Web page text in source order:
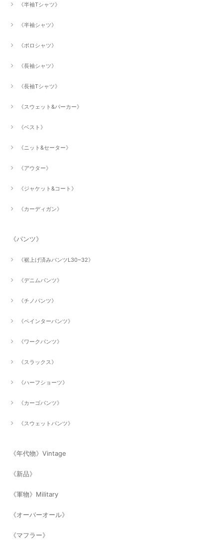
《半袖Tシャツ》
《半袖シャツ》
《ポロシャツ》
《長袖シャツ》
《長袖Tシャツ》
《スウェット&パーカー》
《ベスト》
《ニット&セーター》
《アウター》
《ジャケット&コート》
《カーディガン》
《パンツ》
《裾上げ済みパンツL30~32》
《デニムパンツ》
《チノパンツ》
《ペインターパンツ》
《ワークパンツ》
《スラックス》
《ハーフショーツ》
《カーゴパンツ》
《スウェットパンツ》
《年代物》Vintage
《新品》
《軍物》Military
《オーバーオール》
《マフラー》